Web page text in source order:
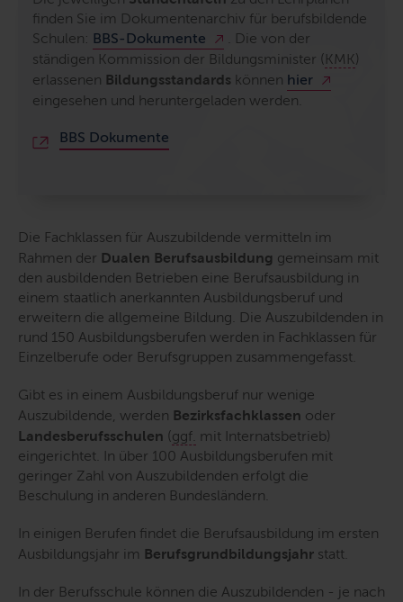
finden Sie im Dokumentenarchiv für berufsbildende
Schulen: BBS-Dokumente
. Die von der
ständigen Kommission der Bildungsminister (KMK)
erlassenen Bildungsstandards können hier
eingesehen und heruntergeladen werden.
BBS Dokumente
Die Fachklassen für Auszubildende vermitteln im
Rahmen der Dualen Berufsausbildung gemeinsam mit
den ausbildenden Betrieben eine Berufsausbildung in
einem staatlich anerkannten Ausbildungsberuf und
erweitern die allgemeine Bildung. Die Auszubildenden in
rund 150 Ausbildungsberufen werden in Fachklassen für
Einzelberufe oder Berufsgruppen zusammengefasst.
Gibt es in einem Ausbildungsberuf nur wenige
Auszubildende, werden Bezirksfachklassen oder
Landesberufsschulen (ggf. mit Internatsbetrieb)
eingerichtet. In über 100 Ausbildungsberufen mit
geringer Zahl von Auszubildenden erfolgt die
Beschulung in anderen Bundesländern.
In einigen Berufen findet die Berufsausbildung im ersten
Ausbildungsjahr im Berufsgrundbildungsjahr statt.
In der Berufsschule können die Auszubildenden - je nach